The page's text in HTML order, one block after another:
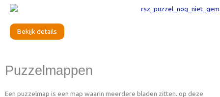
Bekijk details
Puzzelmappen
Een puzzelmap is een map waarin meerdere bladen zitten. op deze